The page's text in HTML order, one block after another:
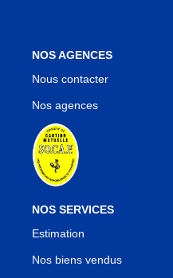
NOS AGENCES
Nous contacter
Nos agences
NOS SERVICES
Estimation
Nos biens vendus